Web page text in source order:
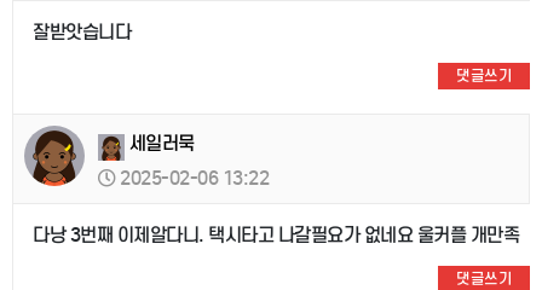
잘받앗습니다
댓글쓰기
세일러묵
2025-02-06 13:22
다낭 3번째 이제알다니. 택시타고 나갈필요가 없네요 울커플 개만족
댓글쓰기